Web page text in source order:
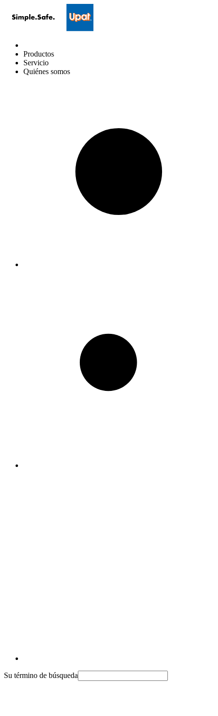
Productos
Servicio
Quiénes somos
Su término de búsqueda